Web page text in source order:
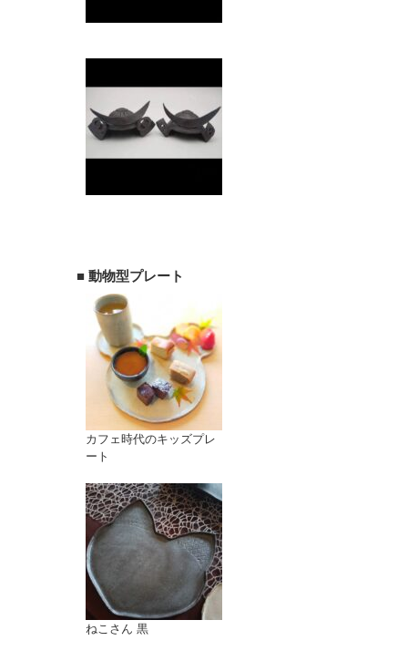
■ 動物型プレート
カフェ時代のキッズプレ
ート
ねこさん 黒